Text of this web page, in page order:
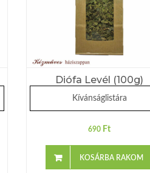
Diófa Levél (100g)
Kívánságlistára
690 Ft
KOSÁRBA RAKOM